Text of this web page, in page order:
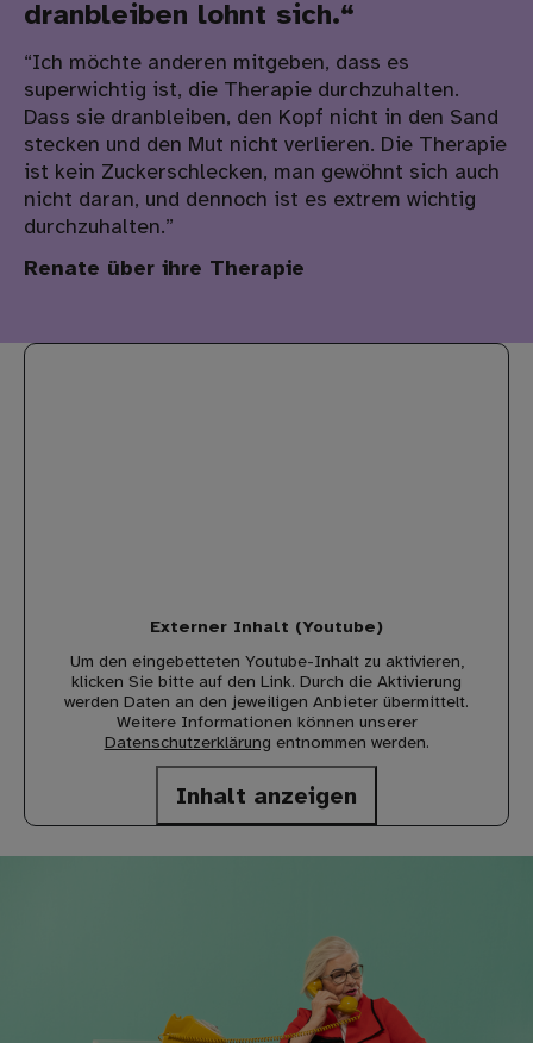
dranbleiben lohnt sich.“
“Ich möchte anderen mitgeben, dass es
superwichtig ist, die Therapie durchzuhalten.
Dass sie dranbleiben, den Kopf nicht in den Sand
stecken und den Mut nicht verlieren. Die Therapie
ist kein Zuckerschlecken, man gewöhnt sich auch
nicht daran, und dennoch ist es extrem wichtig
durchzuhalten.”
Renate über ihre Therapie
Externer Inhalt (Youtube)
Um den eingebetteten Youtube-Inhalt zu aktivieren,
klicken Sie bitte auf den Link. Durch die Aktivierung
werden Daten an den jeweiligen Anbieter übermittelt.
Weitere Informationen können unserer
Datenschutzerklärung entnommen werden.
Inhalt anzeigen